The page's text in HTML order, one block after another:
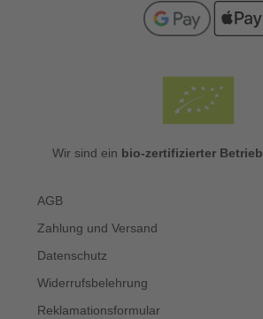
Wir sind ein bio-zertifizierter Betrieb
AGB
Zahlung und Versand
Datenschutz
Widerrufsbelehrung
Reklamationsformular